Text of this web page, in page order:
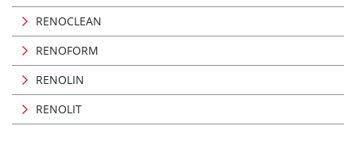
RENOCLEAN
RENOFORM
RENOLIN
RENOLIT